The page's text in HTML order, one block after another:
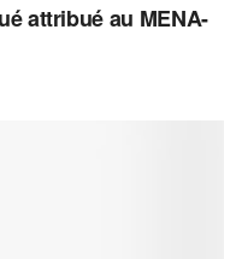
attribué au MENA-